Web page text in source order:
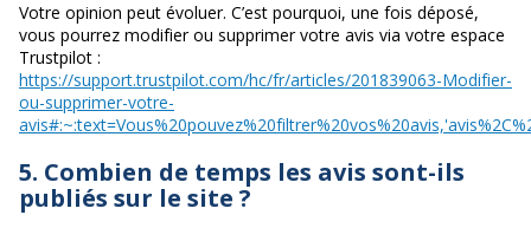
Votre opinion peut évoluer. C’est pourquoi, une fois déposé,
vous pourrez modifier ou supprimer votre avis via votre espace
Trustpilot :
https://support.trustpilot.com/hc/fr/articles/201839063-Modifier-
ou-supprimer-votre-
5. Combien de temps les avis sont-ils
publiés sur le site ?